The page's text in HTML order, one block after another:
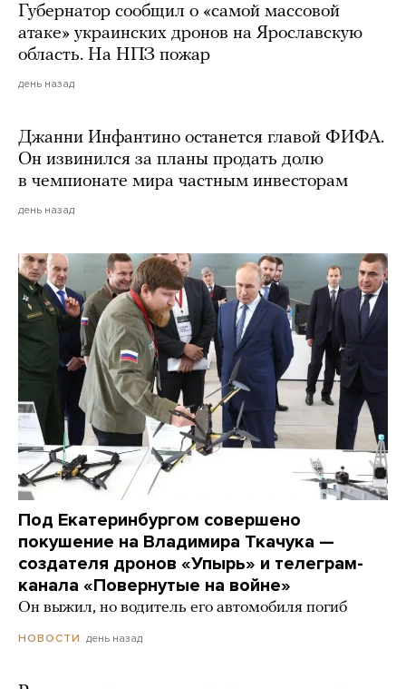
Губернатор сообщил о «самой массовой
атаке» украинских дронов на Ярославскую
область. На НПЗ пожар
день назад
Джанни Инфантино останется главой ФИФА.
Он извинился за планы продать долю
в чемпионате мира частным инвесторам
день назад
Под Екатеринбургом совершено
покушение на Владимира Ткачука —
создателя дронов «Упырь» и телеграм-
канала «Повернутые на войне»
Он выжил, но водитель его автомобиля погиб
НОВОСТИ день назад